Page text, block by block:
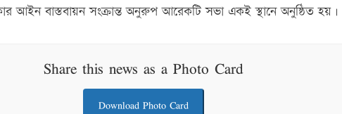
আইন বাস্তবায়ন সংক্রান্ত অনুরুপ আরেকটি সভা একই স্থানে অনুষ্ঠিত হয়।
Share this news as a Photo Card
Download Photo Card